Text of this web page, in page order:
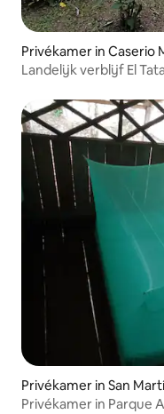
Privékamer in Caserio
Landelijk verblijf El
Privékamer in San
Privékamer in Parque